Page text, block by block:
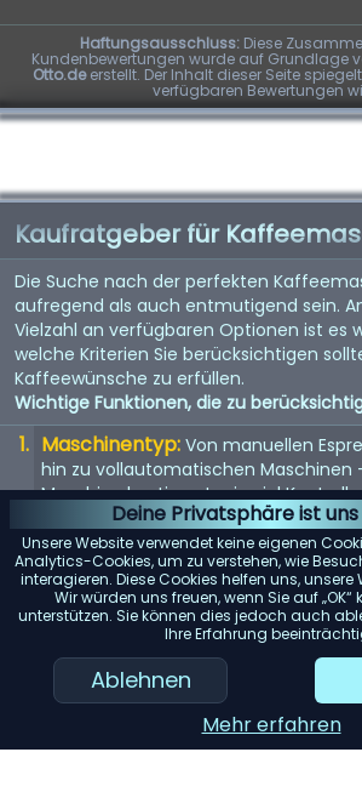
Deine Privatsphäre ist
Unsere Website verwendet keine eigenen
Analytics-Cookies, um zu verstehen, wie
interagieren. Diese Cookies helfen uns, unsere
Wir würden uns freuen, wenn Sie auf „OK“
unterstützen. Sie können dies jedoch auch
Ihre Erfahrung
Ablehnen
Mehr erfahren
Haftungsausschluss:Diese
Kundenbewertungen wurde auf Grundlage
Otto.deerstellt. Der Inhalt dieser Seite
verfügbaren Bewertungen
Kaufratgeber für
Die Suche nach der perfekten
aufregend als auch entmutigend sein.
Vielzahl an verfügbaren Optionen ist es
welche Kriterien Sie berücksichtigen
Kaffeewünsche zu erfüllen.
Wichtige Funktionen, die zu
Maschinentyp: Von manuellen
hin zu vollautomatischen Maschinen
Maschine bestimmt, wie viel
Brühvorgang haben.
Qualität der Mühle: Eine
entscheidend sein. Suchen Sie nach
einem hochwertigen Mahlwerk für
Wasserspeicher: Berücksichtigen
Wassertanks. Ein größerer Tank
Nachfüllen, was besonders für Büros